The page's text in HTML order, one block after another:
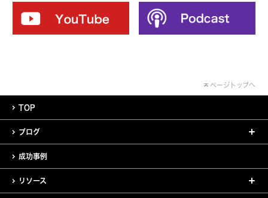
ページトップへ
TOP
ブログ
成功事例
リソース